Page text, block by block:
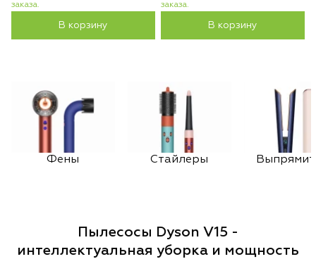
заказа.
В корзину
заказа.
В корзину
Фены Стайлеры
Пылесосы Dyson V15 -
интеллектуальная уборка и мощность